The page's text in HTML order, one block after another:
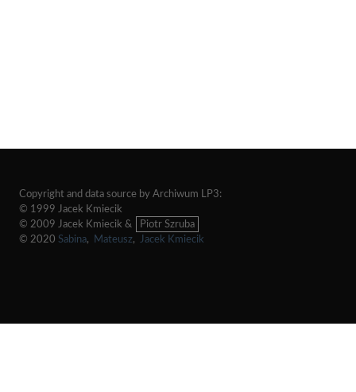
Copyright and data source by Archiwum LP3:
© 1999 Jacek Kmiecik
© 2009 Jacek Kmiecik &
Piotr Szruba
© 2020 Sabina, Mateusz, Jacek Kmiecik